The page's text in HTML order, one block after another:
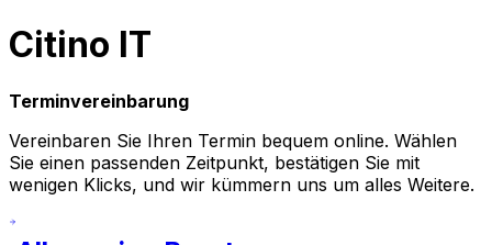
Citino IT
Terminvereinbarung
Vereinbaren Sie Ihren Termin bequem online. Wählen
Sie einen passenden Zeitpunkt, bestätigen Sie mit
wenigen Klicks, und wir kümmern uns um alles Weitere.